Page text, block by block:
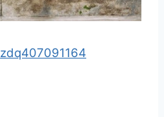
zdq407091164